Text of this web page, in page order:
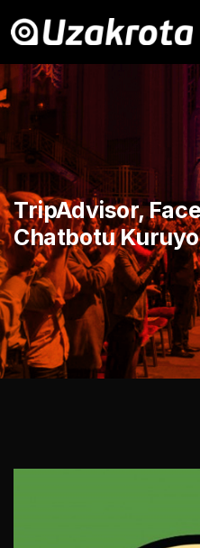
TripAdvisor,
Chatbotu